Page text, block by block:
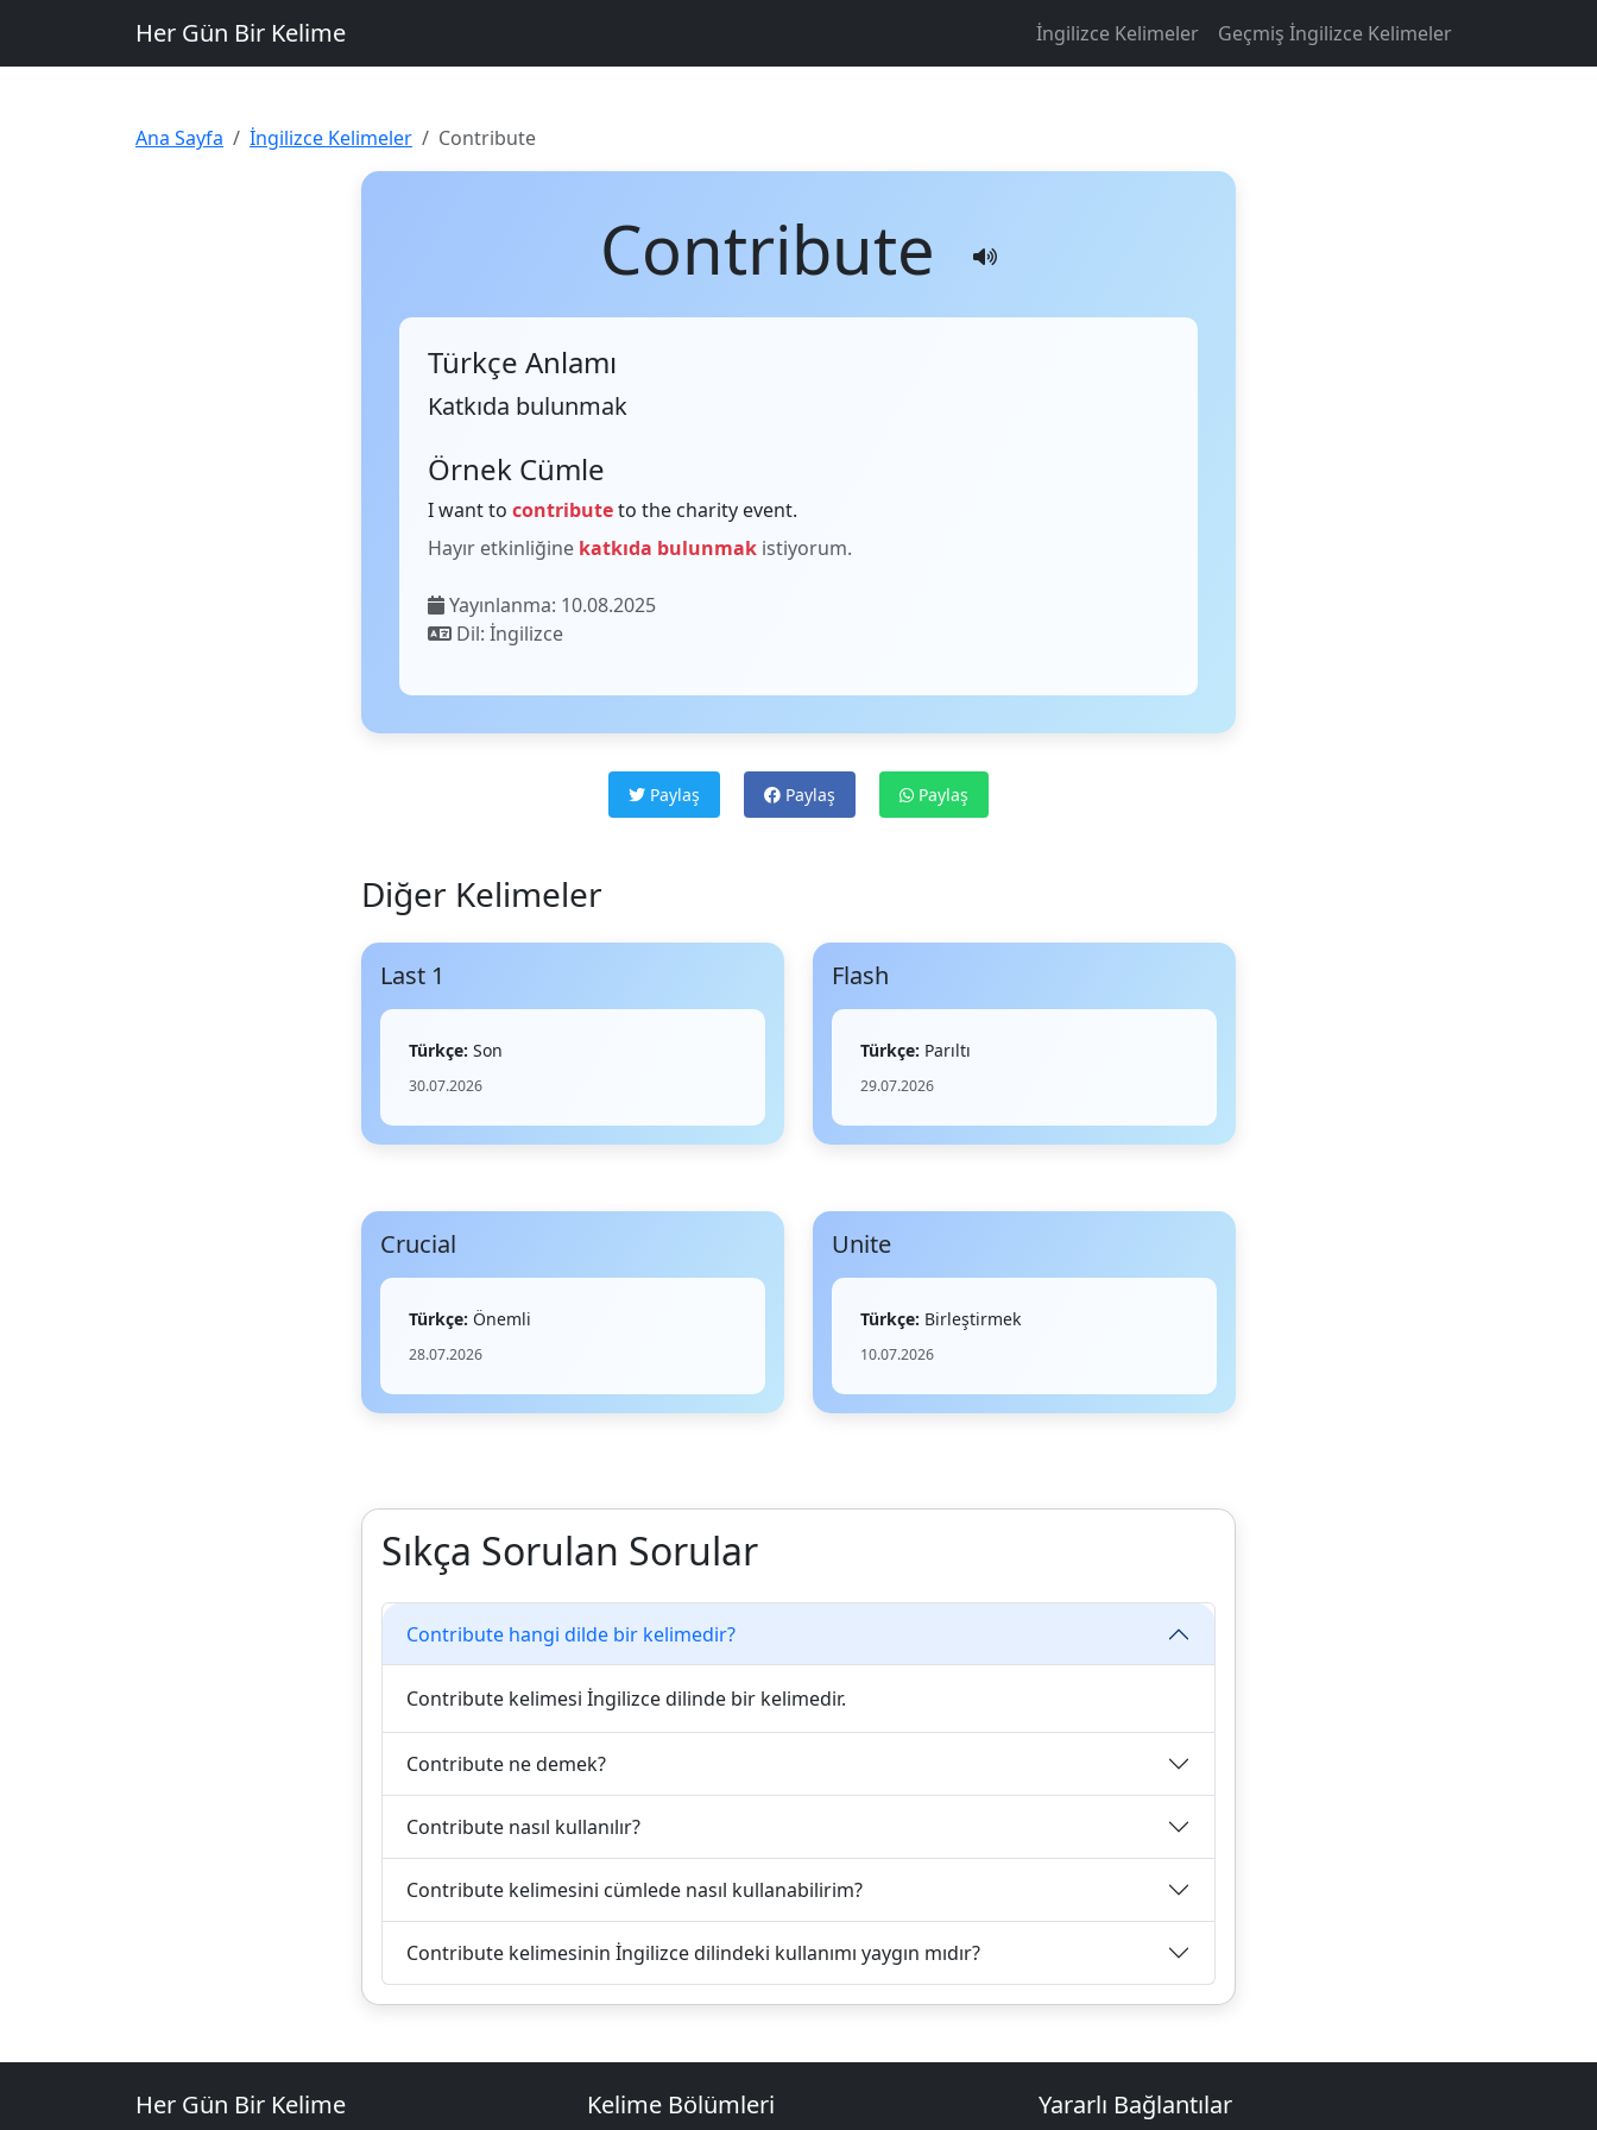
Her Gün Bir Kelime İngilizce Kelimeler Geçmiş İngilizce Kelimeler
Ana Sayfa İngilizce Kelimeler Contribute
Contribute
Türkçe Anlamı
Katkıda bulunmak
Örnek Cümle
I want to contributeto the charity event.
Hayır etkinliğine katkıda bulunmak istiyorum.
Yayınlanma: 10.08.2025
Dil: İngilizce
Paylaş Paylaş Paylaş
Diğer Kelimeler
Last 1
Türkçe: Son
30.07.2026
Flash
Türkçe: Parıltı
29.07.2026
Crucial
Türkçe: Önemli
28.07.2026
Unite
Türkçe: Birleştirmek
10.07.2026
Sıkça Sorulan Sorular
Contribute hangi dilde bir kelimedir?
Contribute kelimesi İngilizce dilinde bir kelimedir.
Contribute ne demek?
Contribute nasıl kullanılır?
Contribute kelimesini cümlede nasıl kullanabilirim?
Contribute kelimesinin İngilizce dilindeki kullanımı yaygın mıdır?
Her Gün Bir Kelime Kelime Bölümleri Yararlı Bağlantılar